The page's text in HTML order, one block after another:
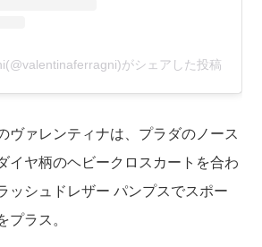
がシェアした投稿
ヴァレンティナは、プラダのノース
イヤ柄のヘビークロスカートを合わ
ッシュドレザー パンプスでスポー
プラス。